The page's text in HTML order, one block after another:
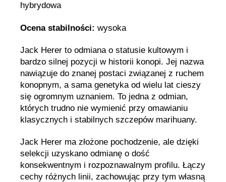
hybrydowa
Ocena stabilności: wysoka
Jack Herer to odmiana o statusie kultowym i
bardzo silnej pozycji w historii konopi. Jej nazwa
nawiązuje do znanej postaci związanej z ruchem
konopnym, a sama genetyka od wielu lat cieszy
się ogromnym uznaniem. To jedna z odmian,
których trudno nie wymienić przy omawianiu
klasycznych i stabilnych szczepów marihuany.
Jack Herer ma złożone pochodzenie, ale dzięki
selekcji uzyskano odmianę o dość
konsekwentnym i rozpoznawalnym profilu. Łączy
cechy różnych linii, zachowując przy tym własną